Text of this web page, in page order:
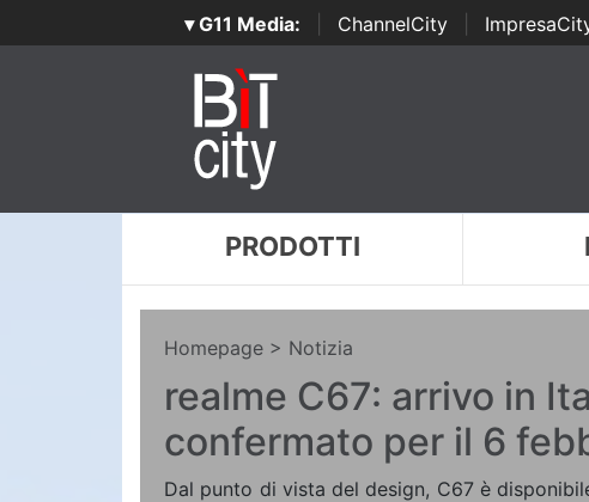
▾ G11 Media: ChannelCity
PRODOTTI
Homepage > Notizia
realme C67: arrivo in
confermato per il 6
Dal punto di vista del design, C67 è